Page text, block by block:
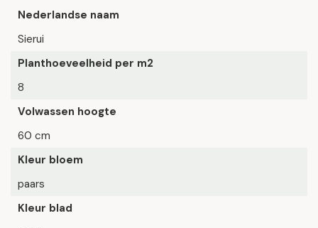
Nederlandse naam
Sierui
Planthoeveelheid per m2
8
Volwassen hoogte
60 cm
Kleur bloem
paars
Kleur blad